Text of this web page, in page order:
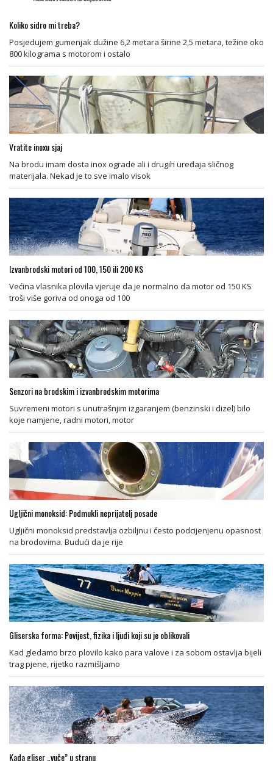
Koliko sidro mi treba?
Posjedujem gumenjak dužine 6,2 metara širine 2,5 metara, težine oko
800 kilograma s motorom i ostalo
Vratite inoxu sjaj
Na brodu imam dosta inox ograde ali i drugih uređaja sličnog
materijala. Nekad je to sve imalo visok
Izvanbrodski motori od 100, 150 ili 200 KS
Većina vlasnika plovila vjeruje da je normalno da motor od 150 KS
troši više goriva od onoga od 100
Senzori na brodskim i izvanbrodskim motorima
Suvremeni motori s unutrašnjim izgaranjem (benzinski i dizel) bilo
koje namjene, radni motori, motor
Ugljični monoksid: Podmukli neprijatelj posade
Ugljični monoksid predstavlja ozbiljnu i često podcijenjenu opasnost
na brodovima. Budući da je rije
Gliserska forma: Povijest, fizika i ljudi koji su je oblikovali
Kad gledamo brzo plovilo kako para valove i za sobom ostavlja bijeli
trag pjene, rijetko razmišljamo
Kada gliser „vuče” u stranu